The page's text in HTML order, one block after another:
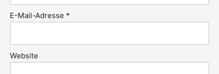
E-Mail-Adresse *
Website